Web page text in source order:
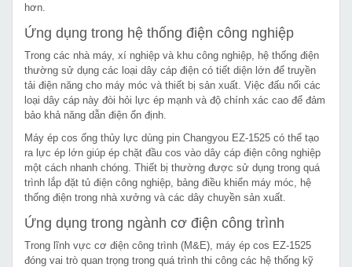
hơn.
Ứng dụng trong hệ thống điện công nghiệp
Trong các nhà máy, xí nghiệp và khu công nghiệp, hệ thống điện
thường sử dụng các loại dây cáp điện có tiết diện lớn để truyền
tải điện năng cho máy móc và thiết bị sản xuất. Việc đấu nối các
loại dây cáp này đòi hỏi lực ép mạnh và độ chính xác cao để đảm
bảo khả năng dẫn điện ổn định.
Máy ép cos ống thủy lực dùng pin Changyou EZ-1525 có thể tạo
ra lực ép lớn giúp ép chặt đầu cos vào dây cáp điện công nghiệp
một cách nhanh chóng. Thiết bị thường được sử dụng trong quá
trình lắp đặt tủ điện công nghiệp, bảng điều khiển máy móc, hệ
thống điện trong nhà xưởng và các dây chuyền sản xuất.
Ứng dụng trong ngành cơ điện công trình
Trong lĩnh vực cơ điện công trình (M&E), máy ép cos EZ-1525
đóng vai trò quan trọng trong quá trình thi công các hệ thống kỹ